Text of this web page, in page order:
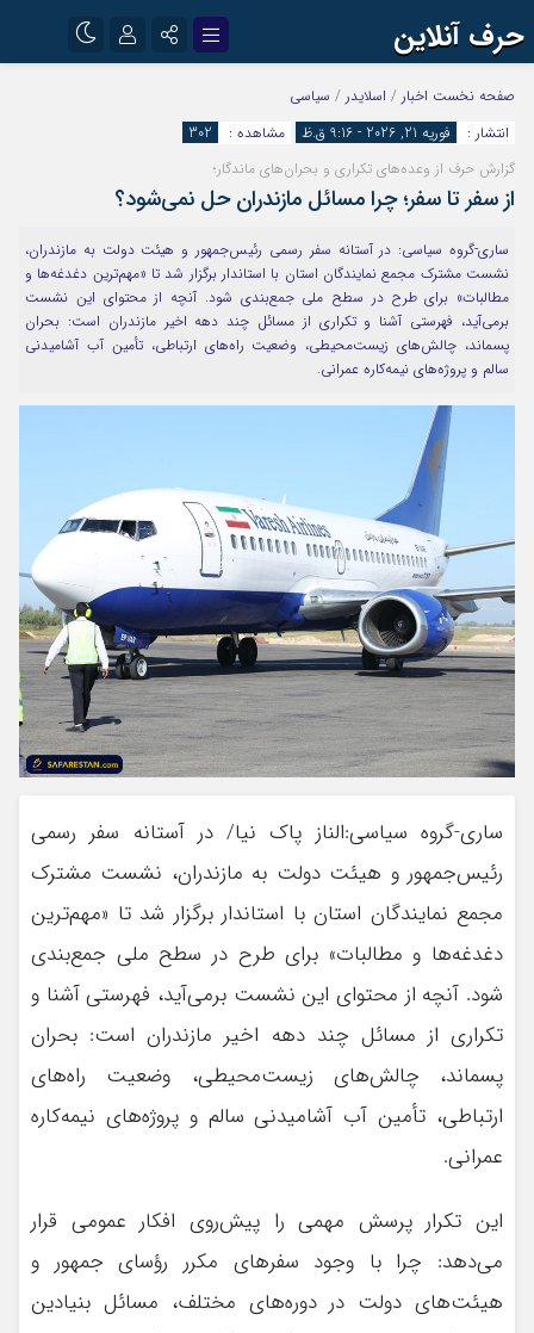
حرف آنلاین
اینستاگرام
آپارات
رمز عبور
مرا به خاطر بسپار
صفحه نخست اخبار / اسلایدر / سیاسی
انتشار :
فوریه 21, 2026 - 9:16 ق.ظ مشاهده :
302
گزارش حرف از وعده‌های تکراری و بحران‌های ماندگار؛
از سفر تا سفر؛ چرا مسائل مازندران حل نمی‌شود؟
ساری-گروه سیاسی: در آستانه سفر رسمی رئیس‌جمهور و هیئت دولت به مازندران،
نشست مشترک مجمع نمایندگان استان با استاندار برگزار شد تا «مهم‌ترین دغدغه‌ها و
مطالبات» برای طرح در سطح ملی جمع‌بندی شود. آنچه از محتوای این نشست
برمی‌آید، فهرستی آشنا و تکراری از مسائل چند دهه اخیر مازندران است: بحران
پسماند، چالش‌های زیست‌محیطی، وضعیت راه‌های ارتباطی، تأمین آب آشامیدنی
سالم و پروژه‌های نیمه‌کاره عمرانی.
ساری-گروه سیاسی:الناز پاک نیا/ در آستانه سفر رسمی
رئیس‌جمهور و هیئت دولت به مازندران، نشست مشترک
مجمع نمایندگان استان با استاندار برگزار شد تا «مهم‌ترین
دغدغه‌ها و مطالبات» برای طرح در سطح ملی جمع‌بندی
شود. آنچه از محتوای این نشست برمی‌آید، فهرستی آشنا و
تکراری از مسائل چند دهه اخیر مازندران است: بحران
پسماند، چالش‌های زیست‌محیطی، وضعیت راه‌های
ارتباطی، تأمین آب آشامیدنی سالم و پروژه‌های نیمه‌کاره
عمرانی.
این تکرار پرسش مهمی را پیش‌روی افکار عمومی قرار
می‌دهد: چرا با وجود سفرهای مکرر رؤسای جمهور و
هیئت‌های دولت در دوره‌های مختلف، مسائل بنیادین